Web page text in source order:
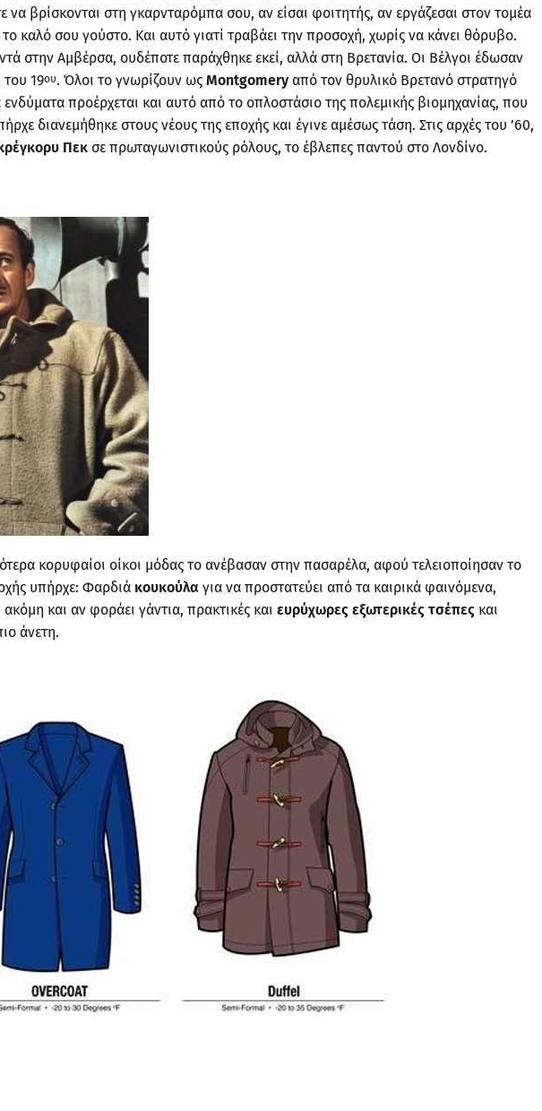
βρίσκονται στη γκαρνταρόμπα σου, αν είσαι φοιτητής, αν εργάζεσαι στον τομέα
καλό σου γούστο. Και αυτό γιατί τραβάει την προσοχή, χωρίς να κάνει θόρυβο.
στην Αμβέρσα, ουδέποτε παράχθηκε εκεί, αλλά στη Βρετανία. Οι Βέλγοι έδωσαν
19ου. Όλοι το γνωρίζουν ως Montgomery από τον θρυλικό Βρετανό στρατηγό
προέρχεται και αυτό από το οπλοστάσιο της πολεμικής βιομηχανίας, που
διανεμήθηκε στους νέους της εποχής και έγινε αμέσως τάση. Στις αρχές του ’60,
Πεκ σε πρωταγωνιστικούς ρόλους, το έβλεπες παντού στο Λονδίνο.
κορυφαίοι οίκοι μόδας το ανέβασαν στην πασαρέλα, αφού τελειοποίησαν το
υπήρχε: Φαρδιά κουκούλα για να προστατεύει από τα καιρικά φαινόμενα,
και αν φοράει γάντια, πρακτικές και ευρύχωρες εξωτερικές τσέπες και
άνετη.